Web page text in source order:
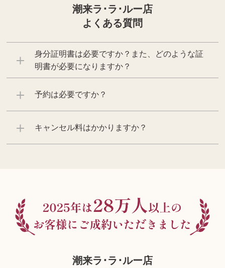
潮来ラ･ラ･ルー店
よくある質問
身分証明書は必要ですか？また、どのような証
明書が必要になりますか？
予約は必要ですか？
キャンセル料はかかりますか？
潮来ラ･ラ･ルー店